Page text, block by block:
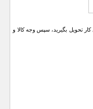
تحویل بگیرید، سپس وجه کالا و